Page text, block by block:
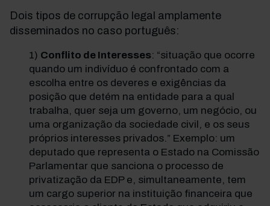
Dois tipos de corrupção legal amplamente
disseminados no caso português:
Conflito de Interesses: “situação que ocorre
quando um indivíduo é confrontado com a
escolha entre os deveres e exigências da
posição que detém na entidade para a qual
trabalha, quer seja um governo, um negócio, ou
uma organização da sociedade civil, e os seus
próprios interesses privados.” Exemplo: um
deputado que representa o Estado na Comissão
Parlamentar que sanciona o processo de
privatização da EDP e, simultaneamente, tem
um cargo superior na instituição financeira que